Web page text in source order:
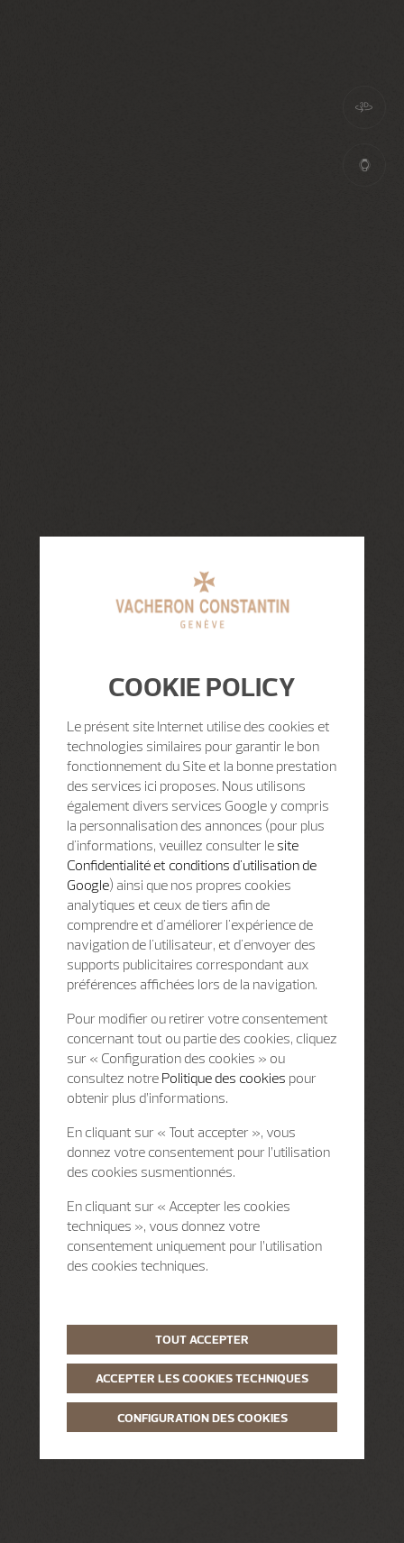
COOKIE POLICY
Le présent site Internet utilise des cookies et
technologies similaires pour garantir le bon
fonctionnement du Site et la bonne prestation
des services ici proposes. Nous utilisons
également divers services Google y compris
la personnalisation des annonces (pour plus
d'informations, veuillez consulter le site
Confidentialité et conditions d'utilisation de
Google) ainsi que nos propres cookies
analytiques et ceux de tiers afin de
comprendre et d'améliorer l'expérience de
navigation de l'utilisateur, et d'envoyer des
supports publicitaires correspondant aux
préférences affichées lors de la navigation.
Pour modifier ou retirer votre consentement
concernant tout ou partie des cookies, cliquez
sur « Configuration des cookies » ou
consultez notre Politique des cookies pour
obtenir plus d’informations.
En cliquant sur « Tout accepter », vous
donnez votre consentement pour l’utilisation
des cookies susmentionnés.
En cliquant sur « Accepter les cookies
techniques », vous donnez votre
consentement uniquement pour l’utilisation
des cookies techniques.
TOUT ACCEPTER
ACCEPTER LES COOKIES TECHNIQUES
CONFIGURATION DES COOKIES